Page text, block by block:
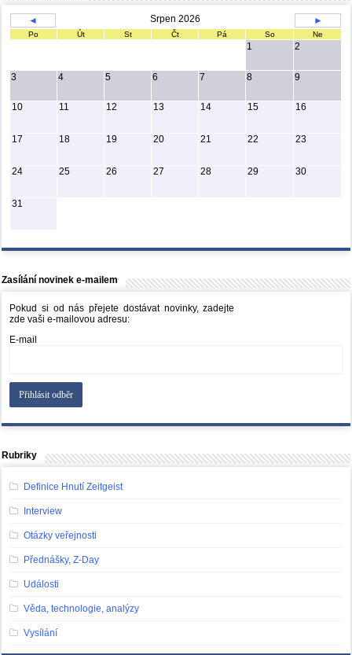
◄ Srpen 2026 ►
Po Út St Čt Pá So Ne
1 2
3 4 5 6 7 8 9
10 11 12 13 14 15 16
17 18 19 20 21 22 23
24 25 26 27 28 29 30
31
Zasílání novinek e-mailem
Pokud si od nás přejete dostávat novinky, zadejte
zde vaši e-mailovou adresu:
E-mail
Rubriky
Definice Hnutí Zeitgeist
Interview
Otázky veřejnosti
Přednášky, Z-Day
Události
Věda, technologie, analýzy
Vysílání